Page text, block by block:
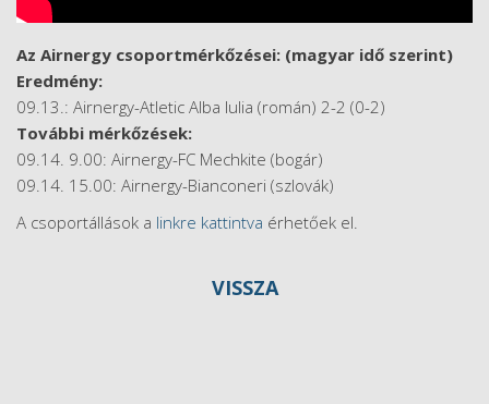
Az Airnergy csoportmérkőzései: (magyar idő szerint)
Eredmény:
09.13.: Airnergy-Atletic Alba Iulia (román) 2-2 (0-2)
További mérkőzések:
09.14. 9.00: Airnergy-FC Mechkite (bogár)
09.14. 15.00: Airnergy-Bianconeri (szlovák)
A csoportállások a linkre kattintva érhetőek el.
VISSZA